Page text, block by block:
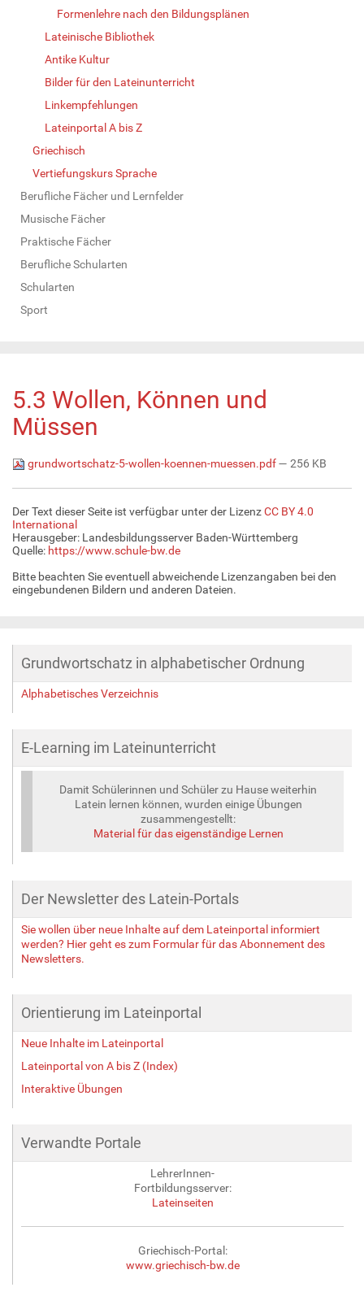
Formenlehre nach den Bildungsplänen
Lateinische Bibliothek
Antike Kultur
Bilder für den Lateinunterricht
Linkempfehlungen
Lateinportal A bis Z
Griechisch
Vertiefungskurs Sprache
Berufliche Fächer und Lernfelder
Musische Fächer
Praktische Fächer
Berufliche Schularten
Schularten
Sport
5.3 Wollen, Können und
Müssen
grundwortschatz-5-wollen-koennen-muessen.pdf— 256 KB
Der Text dieser Seite ist verfügbar unter der LizenzCC BY 4.0
International
Herausgeber: Landesbildungsserver Baden-Württemberg
Quelle: https://www.schule-bw.de
Bitte beachten Sie eventuell abweichende Lizenzangaben bei den
eingebundenen Bildern und anderen Dateien.
Grundwortschatz in alphabetischer Ordnung
Alphabetisches Verzeichnis
E-Learning im Lateinunterricht
Damit Schülerinnen und Schüler zu Hause weiterhin
Latein lernen können, wurden einige Übungen
zusammengestellt:
Material für das eigenständige Lernen
Der Newsletter des Latein-Portals
Sie wollen über neue Inhalte auf dem Lateinportal informiert
werden? Hier geht es zum Formular für das Abonnement des
Newsletters.
Orientierung im Lateinportal
Neue Inhalte im Lateinportal
Lateinportal von A bis Z (Index)
Interaktive Übungen
Verwandte Portale
LehrerInnen-
Fortbildungsserver:
Lateinseiten
Griechisch-Portal:
www.griechisch-bw.de